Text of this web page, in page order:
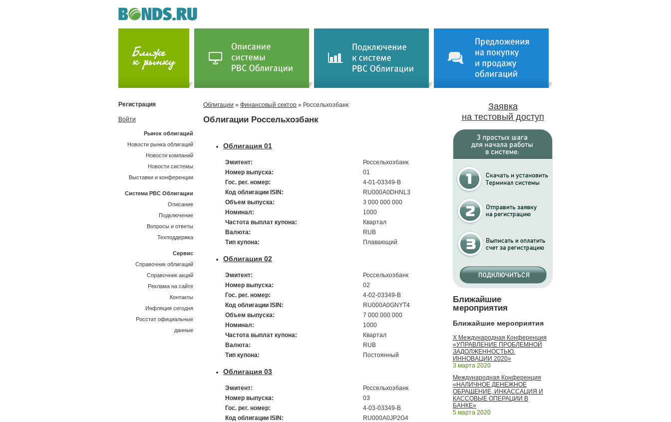
Облигации » Финансовый сектор » Россельхозбанк
Облигации Россельхозбанк
Облигация 01
Эмитент:
Россельхозбанк
Номер выпуска:
01
Гос. рег. номер:
4-01-03349-B
Код облигации ISIN:
RU000A0DHNL3
Объем выпуска:
3 000 000 000
Номинал:
1000
Частота выплат купона:
Квартал
Валюта:
RUB
Тип купона:
Плавающий
Облигация 02
Эмитент:
Россельхозбанк
Номер выпуска:
02
Гос. рег. номер:
4-02-03349-В
Код облигации ISIN:
RU000A0GNYT4
Объем выпуска:
7 000 000 000
Номинал:
1000
Частота выплат купона:
Квартал
Валюта:
RUB
Тип купона:
Постоянный
Облигация 03
Эмитент:
Россельхозбанк
Номер выпуска:
03
Гос. рег. номер:
4-03-03349-В
Код облигации ISIN:
RU000A0JP2G4
Заявка
на тестовый доступ
Ближайшие
мероприятия
Ближайшие мероприятия
X Международная Конференция
«УПРАВЛЕНИЕ ПРОБЛЕМНОЙ
ЗАДОЛЖЕННОСТЬЮ.
ИННОВАЦИИ 2020»
3 марта 2020
Международная Конференция
«НАЛИЧНОЕ ДЕНЕЖНОЕ
ОБРАЩЕНИЕ, ИНКАССАЦИЯ И
КАССОВЫЕ ОПЕРАЦИИ В
БАНКЕ»
5 марта 2020
Регистрация
Войти
Рынок облигаций
Новости рынка облигаций
Новости компаний
Новости системы
Выставки и конференции
Система РВС Облигации
Описание
Подключение
Вопросы и ответы
Техподдержка
Сервис
Справочник облигаций
Справочник акций
Реклама на сайте
Контакты
Инфляция сегодня
Росстат официальные
данные